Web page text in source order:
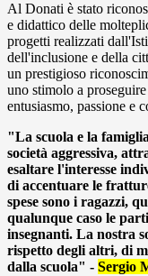
Al Donati è stato
e didattico delle
progetti realizzati
dell'inclusione e della
un prestigioso
uno stimolo a
entusiasmo, passione e
"La scuola e la
società aggressiva,
esaltare l'interesse
di accentuare le
spese sono i ragazzi,
qualunque caso le
insegnanti. La nostra
rispetto degli altri, di
dalla scuola" - Sergio